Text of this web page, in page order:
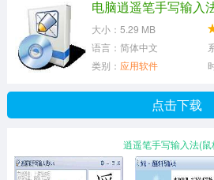
模拟经营
电脑逍遥笔手写输入
大小：5.29 MB
语言：简体中文
类别： 应用软件
点击下载
逍遥笔手写输入法(鼠